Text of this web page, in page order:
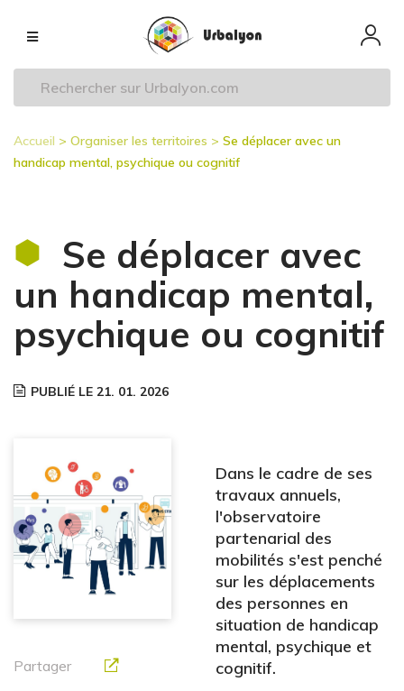
principal
Navigation
principale
Fil
Accueil Organiser les territoires
Se déplacer avec un
handicap mental, psychique ou cognitif
Se déplacer avec
un handicap mental,
psychique ou cognitif
PUBLIÉ LE 21. 01. 2026
Partager
Dans le cadre de ses
travaux annuels,
l'observatoire
partenarial des
mobilités s'est penché
sur les déplacements
des personnes en
situation de handicap
mental, psychique et
cognitif.